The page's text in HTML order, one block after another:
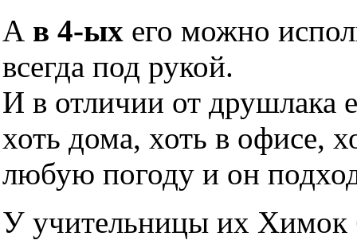
А в 4-ых его можно
всегда под рукой.
И в отличии от друшлака
хоть дома, хоть в офисе,
любую погоду и он
У учительницы их Химок